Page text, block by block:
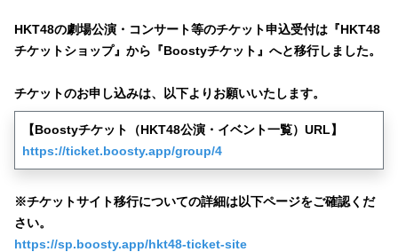
HKT48の劇場公演・コンサート等のチケット申込受付は『HKT48
チケットショップ』から『Boostyチケット』へと移行しました。
チケットのお申し込みは、以下よりお願いいたします。
【Boostyチケット（HKT48公演・イベント一覧）URL】
https://ticket.boosty.app/group/4
※チケットサイト移行についての詳細は以下ページをご確認くだ
さい。
https://sp.boosty.app/hkt48-ticket-site